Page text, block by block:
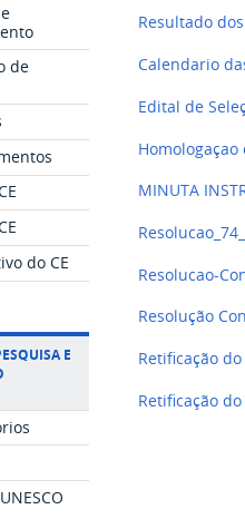
de
do CE
E
Resultado
Calendario
Edital de
MINUTA
Resolucao-
Resolução
Retificação
Retificação